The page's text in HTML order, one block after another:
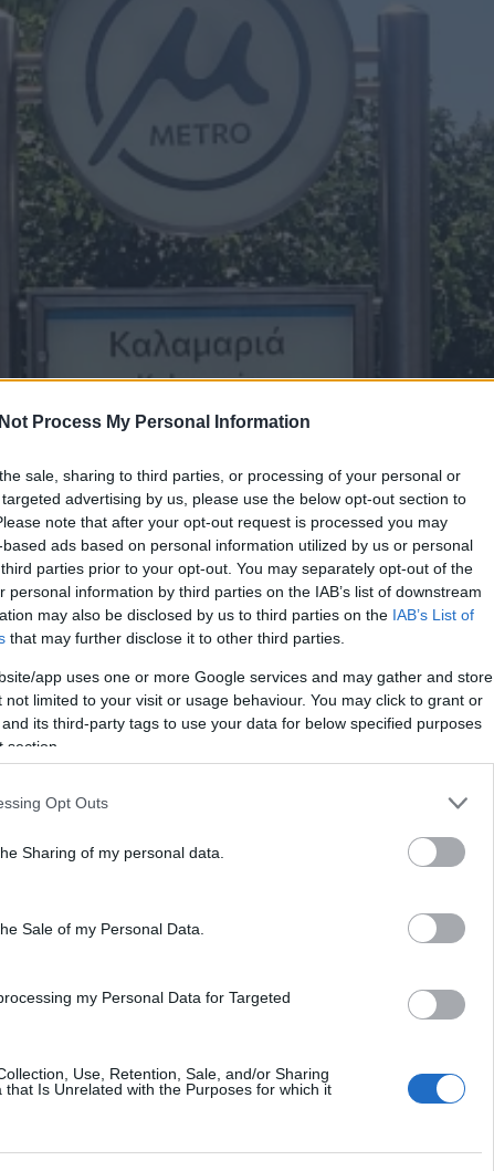
Process My Personal Information
sale, sharing to third parties, or processing of your personal or
advertising by us, please use the below opt-out section to
note that after your opt-out request is processed you may
ads based on personal information utilized by us or personal
parties prior to your opt-out. You may separately opt-out of the
personal information by third parties on the IAB’s list of downstream
may also be disclosed by us to third parties on the IAB’s List of
that may further disclose it to other third parties.
app uses one or more Google services and may gather and store
limited to your visit or usage behaviour. You may click to grant or
its third-party tags to use your data for below specified purposes
Opt Outs
Sharing of my personal data.
Sale of my Personal Data.
my Personal Data for Targeted
Use, Retention, Sale, and/or Sharing
that Is Unrelated with the Purposes for which it
την επέκταση προς Καλαμαριά